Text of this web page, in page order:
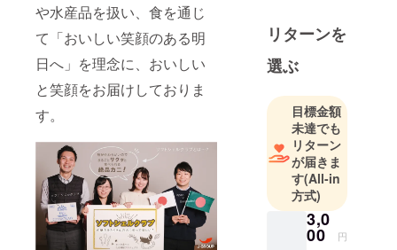
や水産品を扱い、食を通じ
て「おいしい笑顔のある明
日へ」を理念に、おいしい
と笑顔をお届けしておりま
す。
ソフトシェ
ルクラブ
を、ご家庭
でも手軽に
食べられる
食材になる
ようにご紹
介していま
す。
リターンを
選ぶ
目標金額
未達でも
リターン
が届きま
す(All-in
方式)
3,0
00 円